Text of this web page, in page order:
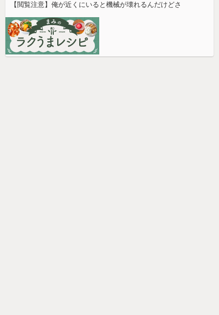
【閲覧注意】俺が近くにいると機械が壊れるんだけどさ